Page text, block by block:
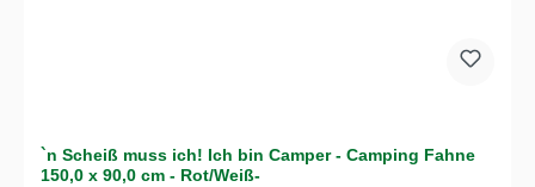
`n Scheiß muss ich! Ich bin Camper - Camping Fahne
150,0 x 90,0 cm - Rot/Weiß-